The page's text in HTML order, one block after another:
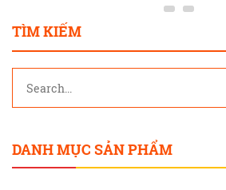
TÌM KIẾM
DANH MỤC SẢN PHẨM